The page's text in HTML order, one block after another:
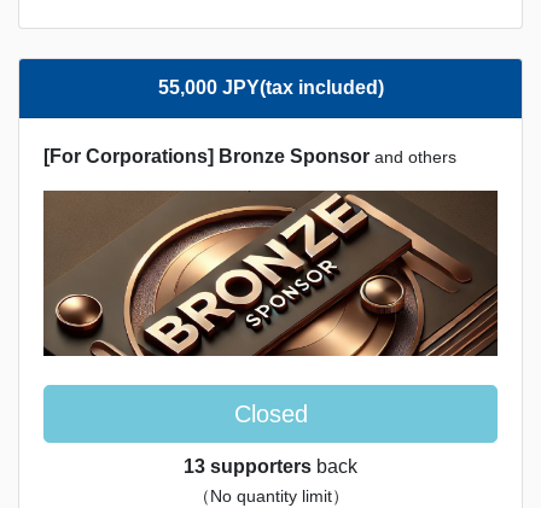
55,000 JPY(tax included)
[For Corporations] Bronze Sponsor and others
Closed
13 supporters back
（No quantity limit）